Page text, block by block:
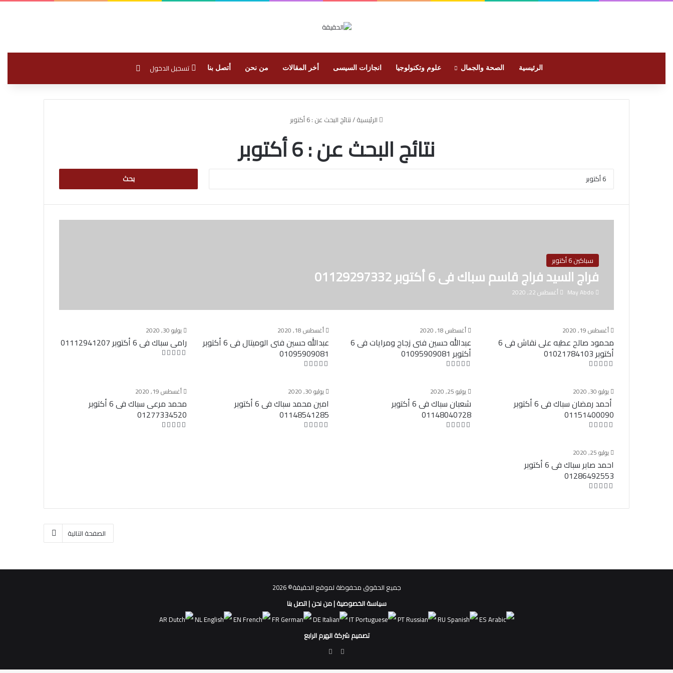
الرئيسية الصحة والجمال علوم وتكنولوجيا انجازات السيسى أخر المقالات من نحن أتصل بنا تسجيل الدخول
الرئيسية/نتائج البحث عن : 6 أكتوبر
نتائج البحث عن :6 أكتوبر
البحث
سباكين 6 أكتوبر
فراج السيد فراج قاسم سباك فى 6 أكتوبر 01129297332
May Abdo أغسطس 22, 2020
أغسطس 19, 2020
محمود صالح عطيه على نقاش فى 6
أكتوبر 01021784103
أغسطس 18, 2020
عبدالله حسين فنى زجاج ومرايات فى 6
أكتوبر 01095909081
أغسطس 18, 2020
عبدالله حسين فنى الوميتال فى 6 أكتوبر
01095909081
يوليو 30, 2020
رامى سباك فى 6 أكتوبر 01112941207
يوليو 30, 2020
أحمد رمضان سباك فى 6 أكتوبر
01151400090
يوليو 25, 2020
شعبان سباك فى 6 أكتوبر
01148040728
يوليو 30, 2020
امين محمد سباك فى 6 أكتوبر
01148541285
أغسطس 19, 2020
محمد مرعى سباك فى 6 أكتوبر
01277334520
يوليو 25, 2020
احمد صابر سباك فى 6 أكتوبر
01286492553
الصفحة التالية
جميع الحقوق محفوظة لموقع الحقيقة© 2026
سياسة الخصوصية|من نحن|اتصل بنا
AR
NL EN FR DE IT PT RU
ES
تصميم شركة الهرم الرابع
فيسبوك